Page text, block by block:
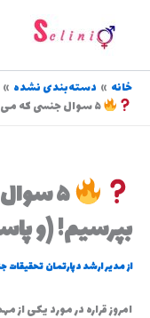
خانه
دسته‌بندی نشده
۵ سوال جنسی که می‌ترسیم بپرسیم! (و پاسخ‌ آن‌ها)
۵
بپرسیم! (و
ازمدیر ارشد دپارتمان تحقیقات
امروز قراره در مورد یکی